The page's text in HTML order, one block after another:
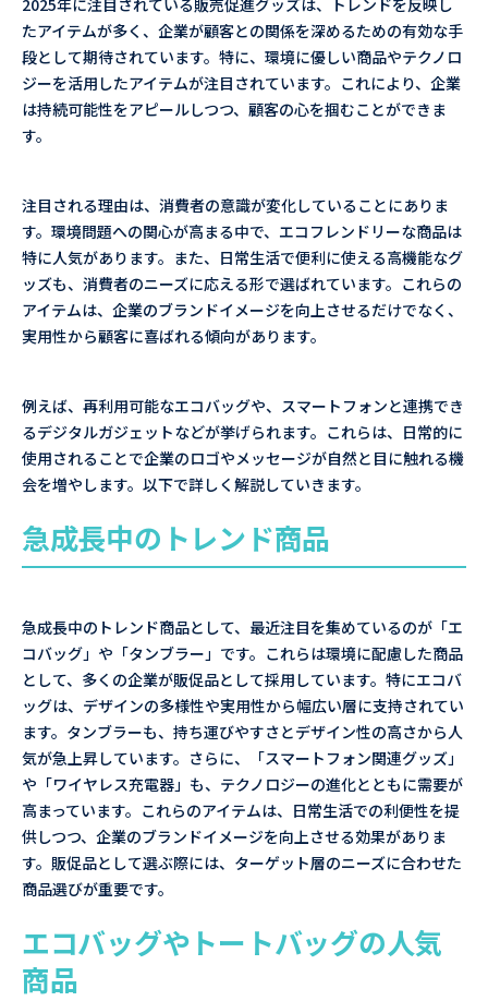
2025年に注目されている販売促進グッズは、トレンドを反映し
たアイテムが多く、企業が顧客との関係を深めるための有効な手
段として期待されています。特に、環境に優しい商品やテクノロ
ジーを活用したアイテムが注目されています。これにより、企業
は持続可能性をアピールしつつ、顧客の心を掴むことができま
す。
注目される理由は、消費者の意識が変化していることにありま
す。環境問題への関心が高まる中で、エコフレンドリーな商品は
特に人気があります。また、日常生活で便利に使える高機能なグ
ッズも、消費者のニーズに応える形で選ばれています。これらの
アイテムは、企業のブランドイメージを向上させるだけでなく、
実用性から顧客に喜ばれる傾向があります。
例えば、再利用可能なエコバッグや、スマートフォンと連携でき
るデジタルガジェットなどが挙げられます。これらは、日常的に
使用されることで企業のロゴやメッセージが自然と目に触れる機
会を増やします。以下で詳しく解説していきます。
急成長中のトレンド商品
急成長中のトレンド商品として、最近注目を集めているのが「エ
コバッグ」や「タンブラー」です。これらは環境に配慮した商品
として、多くの企業が販促品として採用しています。特にエコバ
ッグは、デザインの多様性や実用性から幅広い層に支持されてい
ます。タンブラーも、持ち運びやすさとデザイン性の高さから人
気が急上昇しています。さらに、「スマートフォン関連グッズ」
や「ワイヤレス充電器」も、テクノロジーの進化とともに需要が
高まっています。これらのアイテムは、日常生活での利便性を提
供しつつ、企業のブランドイメージを向上させる効果がありま
す。販促品として選ぶ際には、ターゲット層のニーズに合わせた
商品選びが重要です。
エコバッグやトートバッグの人気
商品